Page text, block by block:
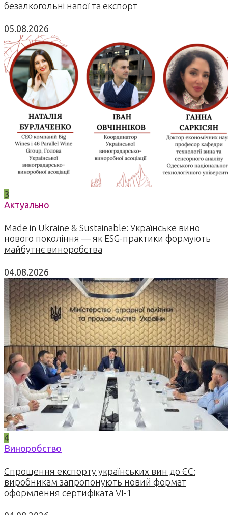
безалкогольні напої та експорт
05.08.2026
3
Актуально
Made in Ukraine & Sustainable: Українське вино
нового покоління — як ESG-практики формують
майбутнє виноробства
04.08.2026
4
Виноробство
Спрощення експорту українських вин до ЄС:
виробникам запропонують новий формат
оформлення сертифіката VI-1